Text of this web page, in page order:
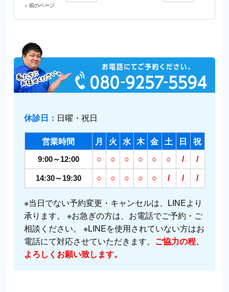
« 前のページ
休診日： 日曜・祝日
営業時間
月 火 水 木 金 土 日 祝
9:00～12:00 ○ ○ ○ ○ ○ ○ / /
14:30～19:30 ○ ○ ○ ○ ○ / / /
※当日でない予約変更・キャンセルは、LINEより
承ります。 ※お急ぎの方は、お電話でご予約・ご
相談ください。 ※LINEを使用されていない方はお
電話にて対応させていただきます。 ご協力の程、
よろしくお願い致します。